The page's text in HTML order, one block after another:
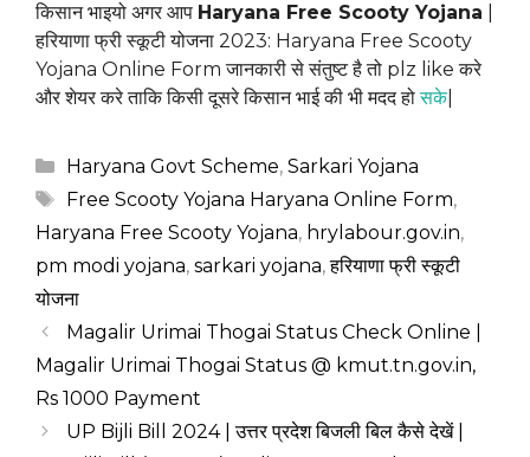
किसान भाइयो अगर आप Haryana Free Scooty Yojana
हरियाणा फ्री स्कूटी योजना 2023: Haryana Free Scooty
Yojana Online Form जानकारी से संतुष्ट है तो plz like करे
और शेयर करे ताकि किसी दूसरे किसान भाई की भी मदद होसके|
Categories
Haryana Govt Scheme, Sarkari Yojana
Tags
Free Scooty Yojana Haryana Online Form,
Haryana Free Scooty Yojana, hrylabour.gov.in,
pm modi yojana, sarkari yojana,हरियाणा फ्री स्कूटी
योजना
Magalir Urimai Thogai Status Check Online |
Magalir Urimai Thogai Status @ kmut.tn.gov.in,
Rs 1000 Payment
UP Bijli Bill 2024 | उत्तर प्रदेश बिजली बिल कैसे देखें |